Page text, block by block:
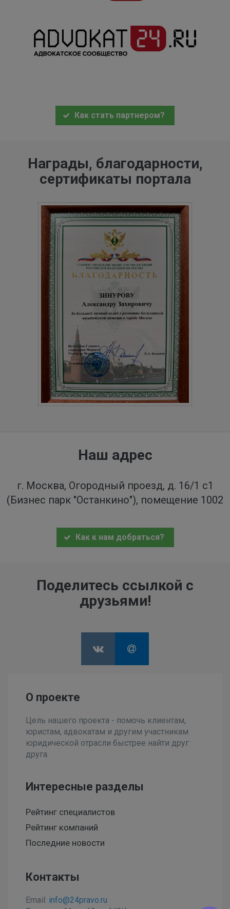
Как стать партнером?
Награды, благодарности,
сертификаты портала
Наш адрес
г. Москва, Огородный проезд, д. 16/1 с1
(Бизнес парк "Останкино"), помещение 1002
Как к нам добраться?
Поделитесь ссылкой с
друзьями!
О проекте
Цель нашего проекта - помочь клиентам,
юристам, адвокатам и другим участникам
юридической отрасли быстрее найти друг
друга.
Интересные разделы
Рейтинг специалистов
Рейтинг компаний
Последние новости
Контакты
Email: info@24pravo.ru